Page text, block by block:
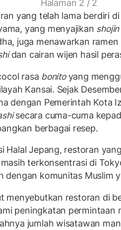
Halaman 2 / 2
yang telah lama berdiri di
yang menyajikan
juga menawarkan
dan cairan wijen hasil
rasa bonitoyang
Kansai. Sejak
dengan Pemerintah Kota
secara cuma-cuma
berbagai resep.
Halal Jepang, restoran
terkonsentrasi di
dengan komunitas Muslim
menyebutkan restoran di
peningkatan permintaan
jumlah wisatawan